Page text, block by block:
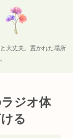
大丈夫。置かれた場所
ジオ体
る